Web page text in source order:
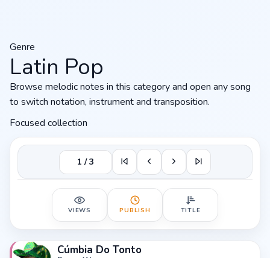
Genre
Latin Pop
Browse melodic notes in this category and open any song
to switch notation, instrument and transposition.
Focused collection
1 / 3
VIEWS PUBLISH TITLE
Cúmbia Do Tonto